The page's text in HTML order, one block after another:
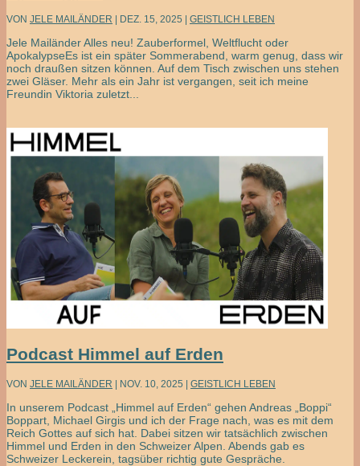
VON JELE MAILÄNDER DEZ. 15, 2025 GEISTLICH LEBEN
Jele Mailänder Alles neu! Zauberformel, Weltflucht oder
ApokalypseEs ist ein später Sommerabend, warm genug, dass wir
noch draußen sitzen können. Auf dem Tisch zwischen uns stehen
zwei Gläser. Mehr als ein Jahr ist vergangen, seit ich meine
Freundin Viktoria zuletzt...
Podcast Himmel auf Erden
VON JELE MAILÄNDER | NOV. 10, 2025 | GEISTLICH LEBEN
In unserem Podcast „Himmel auf Erden“ gehen Andreas „Boppi“
Boppart, Michael Girgis und ich der Frage nach, was es mit dem
Reich Gottes auf sich hat. Dabei sitzen wir tatsächlich zwischen
Himmel und Erden in den Schweizer Alpen. Abends gab es
Schweizer Leckerein, tagsüber richtig gute Gespräche.